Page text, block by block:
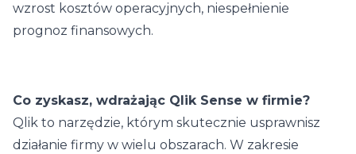
wzrost kosztów operacyjnych, niespełnienie
prognoz finansowych.
Co zyskasz, wdrażając Qlik Sense w firmie?
Qlik to narzędzie, którym skutecznie usprawnisz
działanie firmy w wielu obszarach. W zakresie